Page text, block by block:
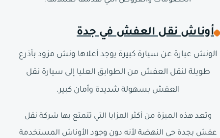
أوناش نقل العفش في جدة
الونش عبارة عن سيارة كبيرة يوجد أعلاها ونش مزود بأذرع
طويلة لنقل العفش من الطوابق العليا إلى سيارة نقل
العفش بسهولة شديدة وأمان كبير.
وتعد هذه الميزة من أكثر المزايا التي تتمتع بها شركة نقل
عفش بجدة حى النهضة لأنه دون وجود الأوناش المستخدمة